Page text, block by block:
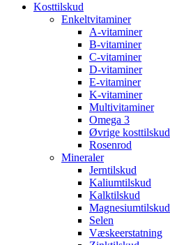
Kosttilskud
Enkeltvitaminer
A-vitaminer
B-vitaminer
C-vitaminer
D-vitaminer
E-vitaminer
K-vitaminer
Multivitaminer
Omega 3
Øvrige kosttilskud
Rosenrod
Mineraler
Jerntilskud
Kaliumtilskud
Kalktilskud
Magnesiumtilskud
Selen
Væskeerstatning